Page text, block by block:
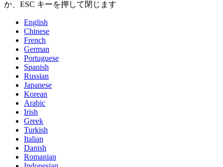
か、ESC キーを押して閉じます
English
Chinese
French
German
Portuguese
Spanish
Russian
Japanese
Korean
Arabic
Irish
Greek
Turkish
Italian
Danish
Romanian